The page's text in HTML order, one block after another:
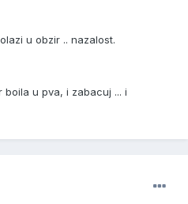
u obzir .. nazalost.
u pva, i zabacuj ... i